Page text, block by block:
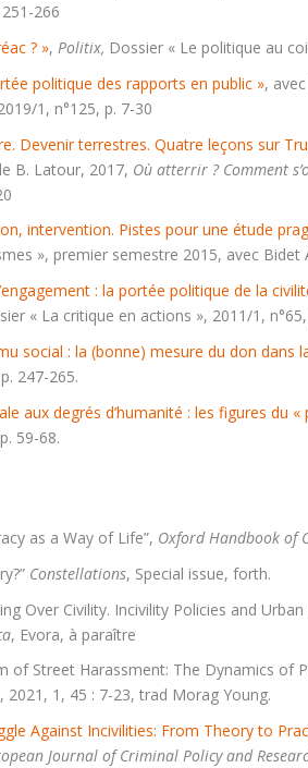
266
? »,Politix, Dossier « Le politique au
politique des rapports en public »,
1, n°125, p. 7-30
Devenir terrestres. Quatre leçons sur
B. Latour, 2017, Où atterrir ? Comment
intervention. Pistes pour une étude
», premier semestre 2015, avec Bidet
: la portée politique de la
« La critique en actions », 2011/1,
social : la (bonne) mesure du don dans
247-265.
aux degrés d’humanité : les figures du
59-68.
as a Way of Life”, Oxford Handbook of
Constellations, Special issue, forth.
Over Civility. Incivility Policies and
, Evora, à paraître
of Street Harassment: The Dynamics of
2021, 1, 45 : 7-23, trad Morag Young.
Against Incivilities: From Theory to
Journal of Criminal Policy and